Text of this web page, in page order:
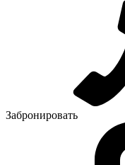
Забронировать